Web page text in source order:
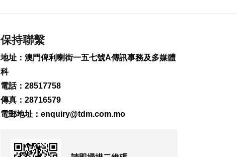
383
0
2026-08-06 19:46
短程彈道導彈
保持聯繫
地址：澳門俾利喇街一五七號A傳訊事務及多媒體
科
電話：28517758
傳真：28716579
電郵地址： enquiry@tdm.com.mo